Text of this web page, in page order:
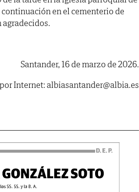
en el cementerio de
agradecidos.
Santander, 16 de marzo de 2026.
Internet: albiasantander@albia.es